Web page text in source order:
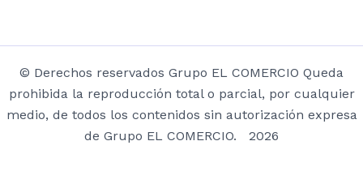
© Derechos reservados Grupo EL COMERCIO Queda
prohibida la reproducción total o parcial, por cualquier
medio, de todos los contenidos sin autorización expresa
de Grupo EL COMERCIO. 2026